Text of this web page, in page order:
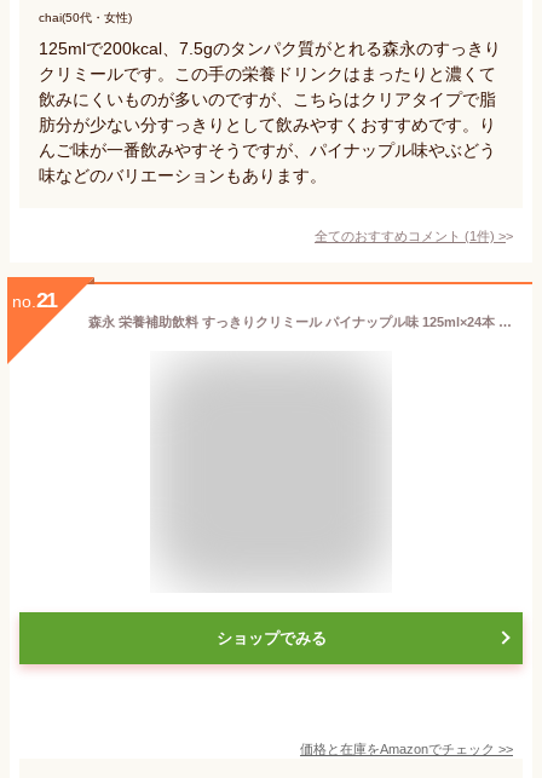
chai(50代・女性)
125mlで200kcal、7.5gのタンパク質がとれる森永のすっきり
クリミールです。この手の栄養ドリンクはまったりと濃くて
飲みにくいものが多いのですが、こちらはクリアタイプで脂
肪分が少ない分すっきりとして飲みやすくおすすめです。り
んご味が一番飲みやすそうですが、パイナップル味やぶどう
味などのバリエーションもあります。
全てのおすすめコメント (1件) >
no. 21
森永 栄養補助飲料 すっきりクリミール パイナップル味 125ml×24本 高カロリー エネルギー
ショップでみる
価格と在庫をAmazonでチェック >>